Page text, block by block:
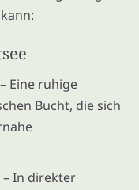
– Eine ruhige
Bucht, die sich
– In direkter